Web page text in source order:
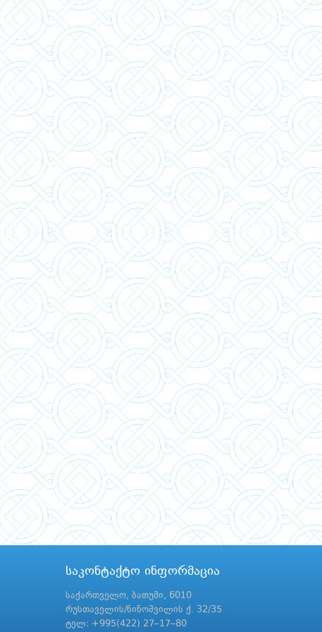
საკონტაქტო ინფორმაცია
საქართველო, ბათუმი, 6010
რუსთაველის/ნინოშვილის ქ. 32/35
ტელ: +995(422) 27–17–80